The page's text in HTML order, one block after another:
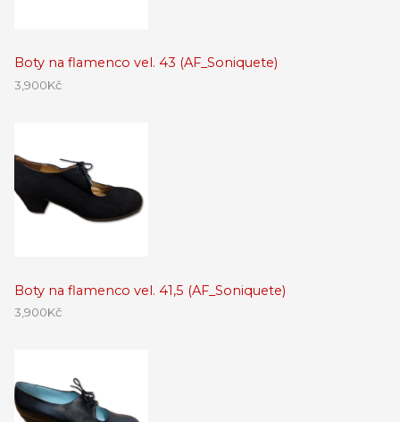
Boty na flamenco vel. 43 (AF_Soniquete)
3,900Kč
Boty na flamenco vel. 41,5 (AF_Soniquete)
3,900Kč